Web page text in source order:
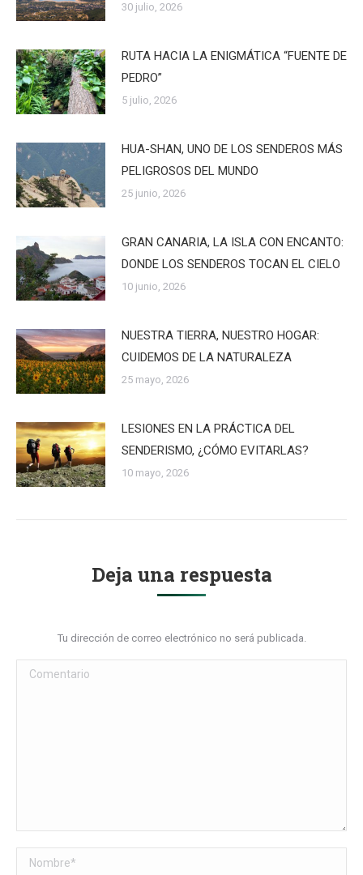
30 julio, 2026
RUTA HACIA LA ENIGMÁTICA “FUENTE DE
PEDRO”
5 julio, 2026
HUA-SHAN, UNO DE LOS SENDEROS MÁS
PELIGROSOS DEL MUNDO
25 junio, 2026
GRAN CANARIA, LA ISLA CON ENCANTO:
DONDE LOS SENDEROS TOCAN EL CIELO
10 junio, 2026
NUESTRA TIERRA, NUESTRO HOGAR:
CUIDEMOS DE LA NATURALEZA
25 mayo, 2026
LESIONES EN LA PRÁCTICA DEL
SENDERISMO, ¿CÓMO EVITARLAS?
10 mayo, 2026
Deja una respuesta
Tu dirección de correo electrónico no será publicada.
Comentario
Nombre *